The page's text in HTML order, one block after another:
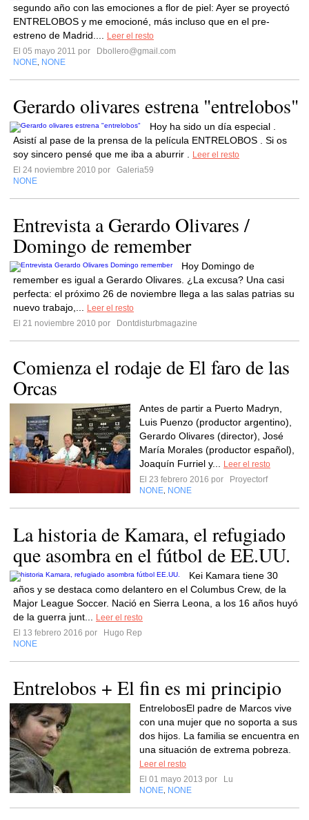
segundo año con las emociones a flor de piel: Ayer se proyectó
ENTRELOBOS y me emocioné, más incluso que en el pre-
estreno de Madrid....
Leer el resto
El 05 mayo 2011 por
Dbollero@gmail.com
NONE NONE
Gerardo olivares estrena "entrelobos"
Hoy ha sido un día especial .
Asistí al pase de la prensa de la película ENTRELOBOS . Si os
soy sincero pensé que me iba a aburrir .
Leer el resto
El 24 noviembre 2010 por
Galeria59
NONE
Entrevista a Gerardo Olivares /
Domingo de remember
Hoy Domingo de
remember es igual a Gerardo Olivares. ¿La excusa? Una casi
perfecta: el próximo 26 de noviembre llega a las salas patrias su
nuevo trabajo,...
Leer el resto
El 21 noviembre 2010 por
Dontdisturbmagazine
Comienza el rodaje de El faro de las
Orcas
Antes de partir a Puerto Madryn,
Luis Puenzo (productor argentino),
Gerardo Olivares (director), José
María Morales (productor español),
Joaquín Furriel y...
Leer el resto
El 23 febrero 2016 por
Proyectorf
NONE NONE
La historia de Kamara, el refugiado
que asombra en el fútbol de EE.UU.
Kei Kamara tiene 30
años y se destaca como delantero en el Columbus Crew, de la
Major League Soccer. Nació en Sierra Leona, a los 16 años huyó
de la guerra junt...
Leer el resto
El 13 febrero 2016 por
Hugo Rep
NONE
Entrelobos + El fin es mi principio
EntrelobosEl padre de Marcos vive
con una mujer que no soporta a sus
dos hijos. La familia se encuentra en
una situación de extrema pobreza.
Leer el resto
El 01 mayo 2013 por
Lu
NONE NONE